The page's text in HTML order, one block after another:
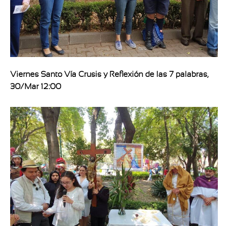
Viernes Santo Vía Crusis y Reflexión de las 7 palabras,
30/Mar 12:00